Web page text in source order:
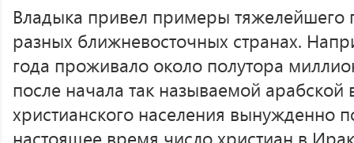
Владыка привел примеры тяжелейшего
разных ближневосточных странах.
года проживало около полутора
после начала так называемой
христианского населения вынужденно
настоящее время число христиан в